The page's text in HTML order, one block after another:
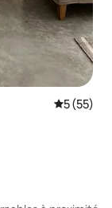
5 (55)